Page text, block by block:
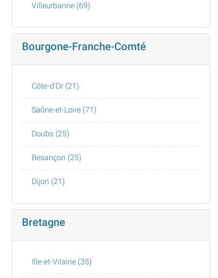
Villeurbanne (69)
Bourgone-Franche-Comté
Côte-d'Or (21)
Saône-et-Loire (71)
Doubs (25)
Besançon (25)
Dijon (21)
Bretagne
Ille-et-Vilaine (35)